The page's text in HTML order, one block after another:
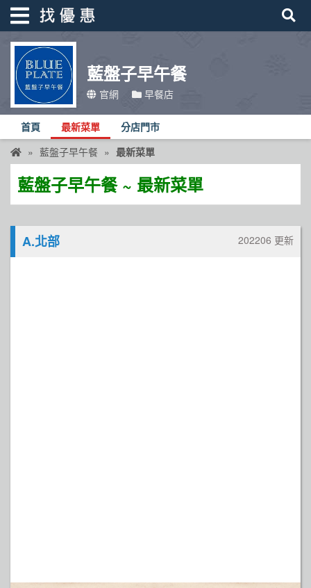
藍盤子早午餐
官網 早餐店
首頁 最新菜單 分店門市
藍盤子早午餐 最新菜單
藍盤子早午餐 ~ 最新菜單
A.北部 202206 更新
找優惠
首頁
優惠活動
折價卷
線上DM
品牌總覽